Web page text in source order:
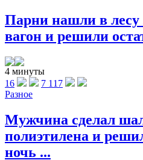
Парни нашли в
вагон и решили
4 минуты
16
7 117
Разное
Мужчина сделал
полиэтилена и
ночь ...